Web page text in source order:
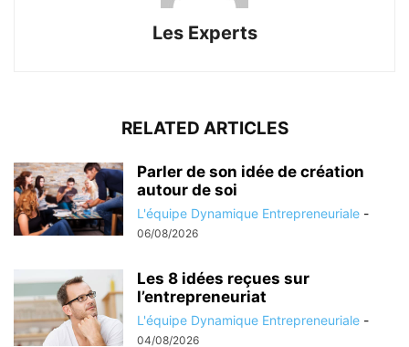
Les Experts
RELATED ARTICLES
Parler de son idée de création
autour de soi
L'équipe Dynamique Entrepreneuriale -
06/08/2026
Les 8 idées reçues sur
l’entrepreneuriat
L'équipe Dynamique Entrepreneuriale -
04/08/2026